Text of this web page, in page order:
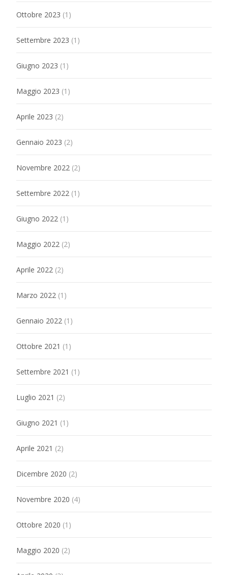
Ottobre 2023 (1)
Settembre 2023 (1)
Giugno 2023 (1)
Maggio 2023 (1)
Aprile 2023 (2)
Gennaio 2023 (2)
Novembre 2022 (2)
Settembre 2022 (1)
Giugno 2022 (1)
Maggio 2022 (2)
Aprile 2022 (2)
Marzo 2022 (1)
Gennaio 2022 (1)
Ottobre 2021 (1)
Settembre 2021 (1)
Luglio 2021 (2)
Giugno 2021 (1)
Aprile 2021 (2)
Dicembre 2020 (2)
Novembre 2020 (4)
Ottobre 2020 (1)
Maggio 2020 (2)